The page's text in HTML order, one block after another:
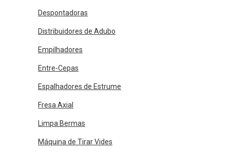
Despontadoras
Distribuidores de Adubo
Empilhadores
Entre-Cepas
Espalhadores de Estrume
Fresa Axial
Limpa Bermas
Máquina de Tirar Vides